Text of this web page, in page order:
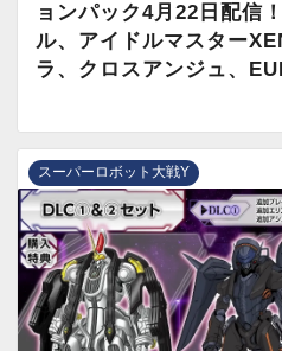
ョンパック4月22日配信
ル、アイドルマスター
ラ、クロスアンジュ、
スーパーロボット大戦Y